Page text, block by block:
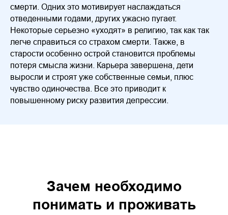
смерти. Одних это мотивирует наслаждаться
отведенными годами, других ужасно пугает.
Некоторые серьезно «уходят» в религию, так как так
легче справиться со страхом смерти. Также, в
старости особенно острой становится проблемы
потеря смысла жизни. Карьера завершена, дети
выросли и строят уже собственные семьи, плюс
чувство одиночества. Все это приводит к
повышенному риску развития депрессии.
Зачем необходимо
понимать и проживать